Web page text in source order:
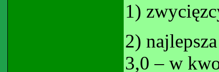
1)
2)
3,0 – w